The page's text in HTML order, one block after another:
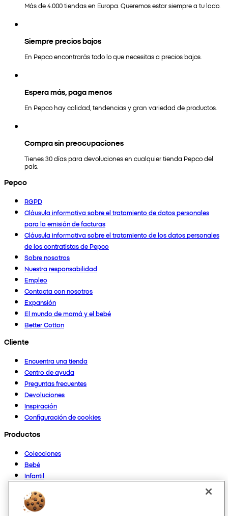
Más de 4.000 tiendas en Europa. Queremos estar siempre a tu lado.
Siempre precios bajos
En Pepco encontrarás todo lo que necesitas a precios bajos.
Espera más, paga menos
En Pepco hay calidad, tendencias y gran variedad de productos.
Compra sin preocupaciones
Tienes 30 días para devoluciones en cualquier tienda Pepco del
país.
Pepco
RGPD
Cláusula informativa sobre el tratamiento de datos personales
para la emisión de facturas
Cláusula informativa sobre el tratamiento de los datos personales
de los contratistas de Pepco
Sobre nosotros
Nuestra responsabilidad
Empleo
Contacta con nosotros
Expansión
El mundo de mamá y el bebé
Better Cotton
Cliente
Encuentra una tienda
Centro de ayuda
Preguntas frecuentes
Devoluciones
Inspiración
Configuración de cookies
Productos
Colecciones
Bebé
Infantil
Mujer
Hombre